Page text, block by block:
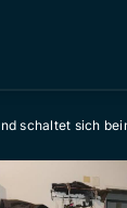
schaltet sich